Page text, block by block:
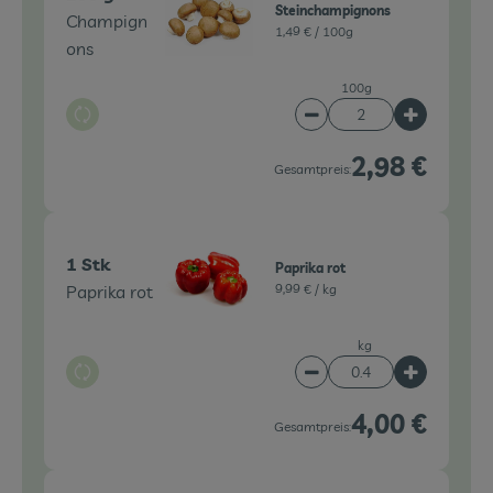
Champign
ons
Auswahl ändern
Steinchampignons
1,49 € / 100g
100g
Artikelanzahl
Gesamtpreis:2,98 €
1 Stk
Paprika rot
Auswahl ändern
Paprika rot
9,99 € / kg
kg
Artikelanzahl
Gesamtpreis:4,00 €